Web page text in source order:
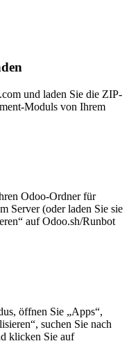
und laden Sie die ZIP-
Moduls von Ihrem
Odoo-Ordner für
Server (oder laden Sie sie
auf Odoo.sh/Runbot
öffnen Sie „Apps“,
suchen Sie nach
klicken Sie auf